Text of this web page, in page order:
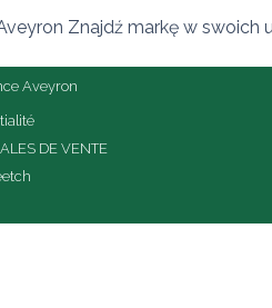
Znajdź markę w swoich
Aveyron
DE VENTE